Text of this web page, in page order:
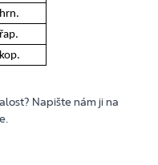
hrn.
řap.
kop.
Napište nám ji na